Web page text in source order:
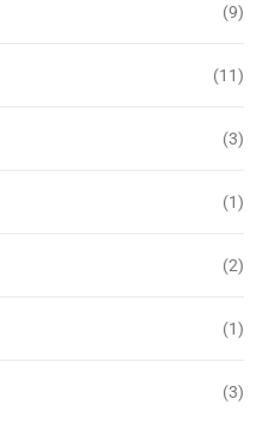
(9)
(11)
(3)
(1)
(2)
(1)
(3)